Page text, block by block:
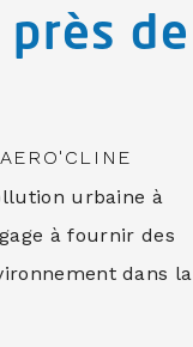
de
urbaine à
à fournir des
dans la